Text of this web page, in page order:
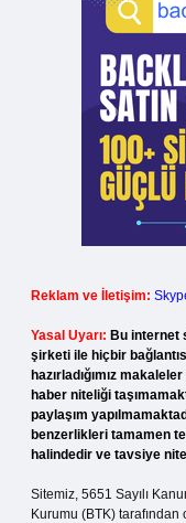
Reklam ve İletişim:
Yasal Uyarı: Bu internet
şirketi ile hiçbir
hazırladığımız
haber niteliği
paylaşım
benzerlikleri tamamen
halindedir ve tavsiye
Sitemiz, 5651 Sayılı
Kurumu (BTK) tarafından